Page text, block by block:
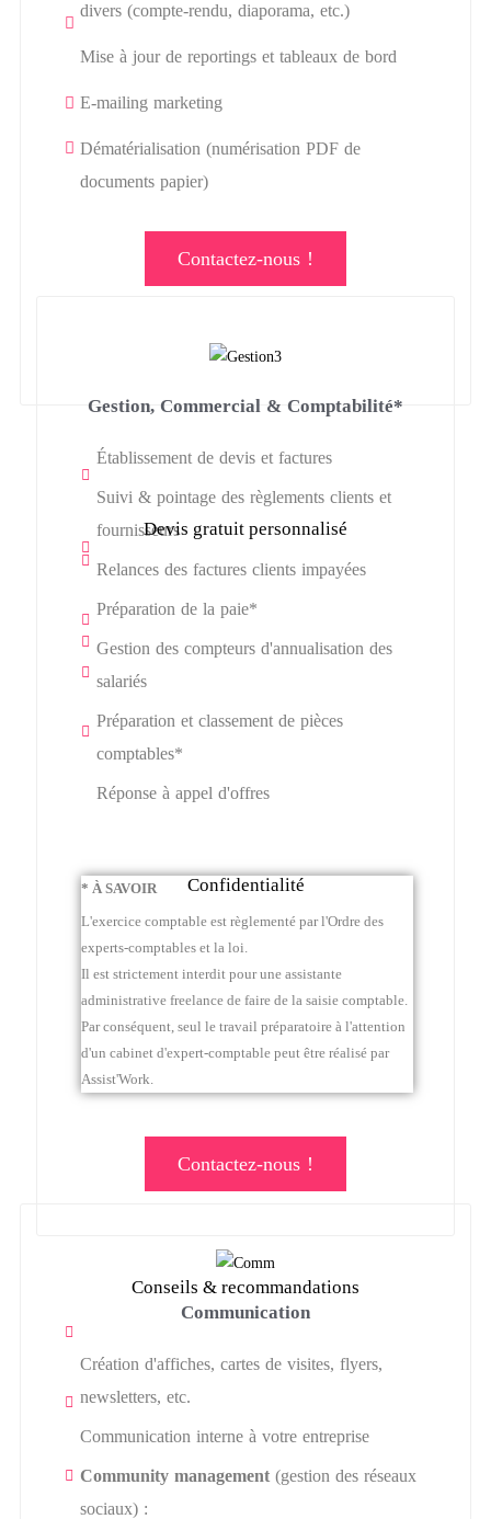
divers (compte-rendu, diaporama, etc.)
Mise à jour de reportings et tableaux de bord
E-mailing marketing
Dématérialisation (numérisation PDF de
documents papier)
Contactez-nous !
Gestion, Commercial & Comptabilité*
Établissement de devis et factures
Suivi & pointage des règlements clients et
fournisseurs
Relances des factures clients impayées
Préparation de la paie*
Gestion des compteurs d'annualisation des
salariés
Préparation et classement de pièces
comptables*
Réponse à appel d'offres
* À SAVOIR
L'exercice comptable est règlementé par l'Ordre des
experts-comptables et la loi.
Il est strictement interdit pour une assistante
administrative freelance de faire de la saisie comptable.
Par conséquent, seul le travail préparatoire à l'attention
d'un cabinet d'expert-comptable peut être réalisé par
Assist'Work.
Contactez-nous !
Communication
Création d'affiches, cartes de visites, flyers,
newsletters, etc.
Communication interne à votre entreprise
Community management (gestion des réseaux
sociaux) :
Devis gratuit personnalisé
Confidentialité
Conseils & recommandations